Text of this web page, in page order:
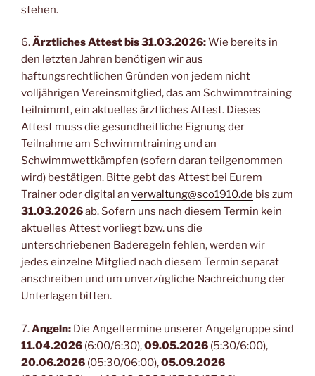
stehen.
6.Ärztliches Attest bis 31.03.2026:Wie bereits in
den letzten Jahren benötigen wir aus
haftungsrechtlichen Gründen von jedem nicht
volljährigen Vereinsmitglied, das am Schwimmtraining
teilnimmt, ein aktuelles ärztliches Attest. Dieses
Attest muss die gesundheitliche Eignung der
Teilnahme am Schwimmtraining und an
Schwimmwettkämpfen (sofern daran teilgenommen
wird) bestätigen. Bitte gebt das Attest bei Eurem
Trainer oder digital an verwaltung@sco1910.de bis zum
31.03.2026ab. Sofern uns nach diesem Termin kein
aktuelles Attest vorliegt bzw. uns die
unterschriebenen Baderegeln fehlen, werden wir
jedes einzelne Mitglied nach diesem Termin separat
anschreiben und um unverzügliche Nachreichung der
Unterlagen bitten.
7.Angeln: Die Angeltermine unserer Angelgruppe sind
11.04.2026 (6:00/6:30),09.05.2026 (5:30/6:00),
20.06.2026 (05:30/06:00),05.09.2026